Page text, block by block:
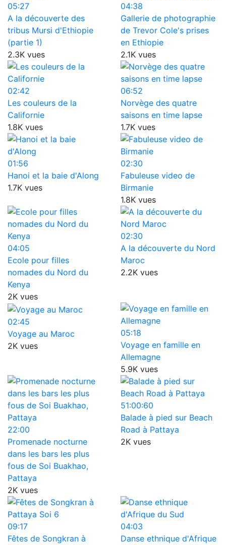
05:27
A la découverte des
tribus Mursi d'Ethiopie
(partie 1)
2.3K vues
04:38
Gallerie de photographie
de Trevor Cole's prises
en Ethiopie
2.1K vues
02:42
Les couleurs de la
Californie
1.8K vues
06:52
Norvège des quatre
saisons en time lapse
1.7K vues
01:56
Hanoi et la baie d'Along
1.7K vues
02:30
Fabuleuse video de
Birmanie
1.8K vues
04:05
Ecole pour filles
nomades du Nord du
Kenya
2K vues
02:30
A la découverte du Nord
Maroc
2.2K vues
02:45
Voyage au Maroc
2K vues
05:18
Voyage en famille en
Allemagne
5.9K vues
22:00
Promenade nocturne
dans les bars les plus
fous de Soi Buakhao,
Pattaya
2K vues
51:00:60
Balade à pied sur Beach
Road à Pattaya
2K vues
09:17
Fêtes de Songkran à
04:03
Danse ethnique d'Afrique